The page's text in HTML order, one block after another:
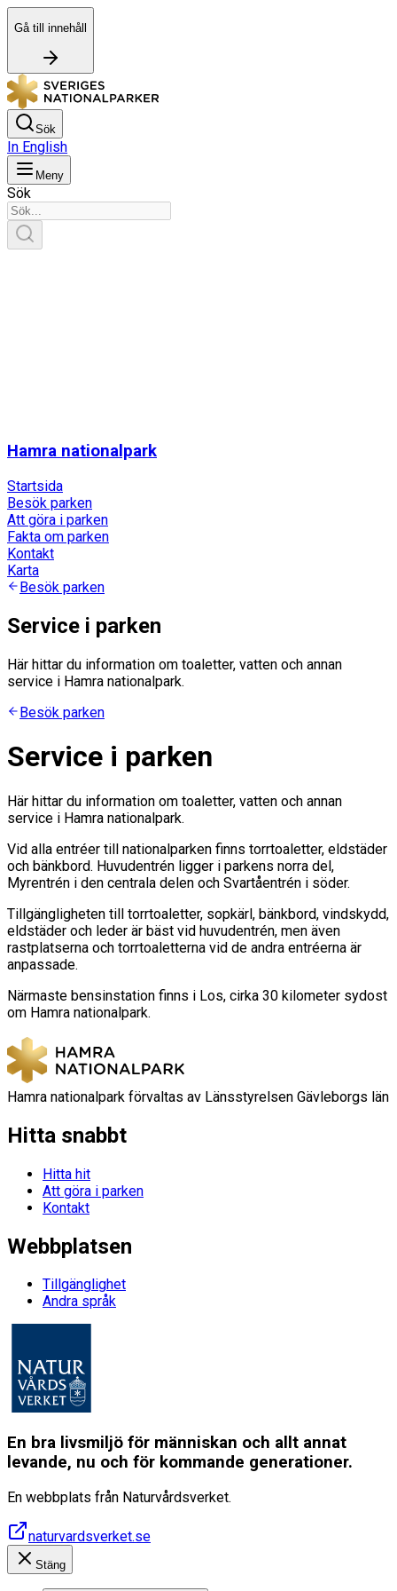
Gå till innehåll
Sök
In English
Meny
Sök
Hamra nationalpark
Startsida
Besök parken
Att göra i parken
Fakta om parken
Kontakt
Karta
Besök parken
Service i parken
Här hittar du information om toaletter, vatten och annan
service i Hamra nationalpark.
Besök parken
Service i parken
Här hittar du information om toaletter, vatten och annan
service i Hamra nationalpark.
Vid alla entréer till nationalparken finns torrtoaletter, eldstäder
och bänkbord. Huvudentrén ligger i parkens norra del,
Myrentrén i den centrala delen och Svartåentrén i söder.
Tillgängligheten till torrtoaletter, sopkärl, bänkbord, vindskydd,
eldstäder och leder är bäst vid huvudentrén, men även
rastplatserna och torrtoaletterna vid de andra entréerna är
anpassade.
Närmaste bensinstation finns i Los, cirka 30 kilometer sydost
om Hamra nationalpark.
Hamra nationalpark förvaltas av Länsstyrelsen Gävleborgs län
Hitta snabbt
Hitta hit
Att göra i parken
Kontakt
Webbplatsen
Tillgänglighet
Andra språk
En bra livsmiljö för människan och allt annat
levande, nu och för kommande generationer.
En webbplats från Naturvårdsverket.
naturvardsverket.se
Stäng